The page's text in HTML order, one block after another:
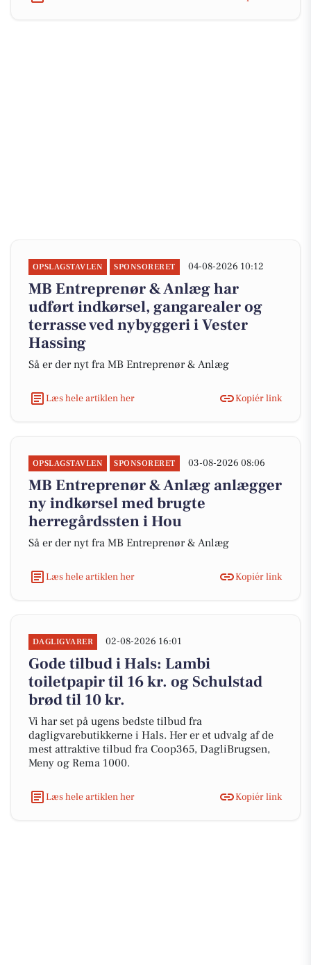
OPSLAGSTAVLEN SPONSORERET 04-08-2026 10:12
MB Entreprenør & Anlæg har
udført indkørsel, gangarealer og
terrasse ved nybyggeri i Vester
Hassing
Så er der nyt fra MB Entreprenør & Anlæg
Læs hele artiklen her Kopiér link
OPSLAGSTAVLEN SPONSORERET 03-08-2026 08:06
MB Entreprenør & Anlæg anlægger
ny indkørsel med brugte
herregårdssten i Hou
Så er der nyt fra MB Entreprenør & Anlæg
Læs hele artiklen her Kopiér link
DAGLIGVARER 02-08-2026 16:01
Gode tilbud i Hals: Lambi
toiletpapir til 16 kr. og Schulstad
brød til 10 kr.
Vi har set på ugens bedste tilbud fra
dagligvarebutikkerne i Hals. Her er et udvalg af de
mest attraktive tilbud fra Coop365, DagliBrugsen,
Meny og Rema 1000.
Læs hele artiklen her Kopiér link